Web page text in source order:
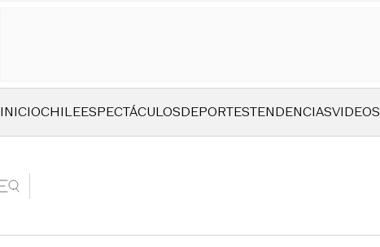
INICIOCHILEESPECTÁCULOSDEPORTESTENDENCIASVIDEOS